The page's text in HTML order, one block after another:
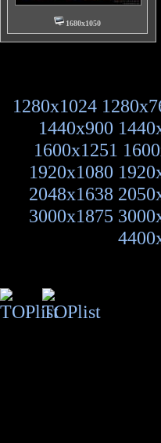
1680x1050
1280x1024
1440x900
1600x1251
1920x1080
2048x1638
3000x1875